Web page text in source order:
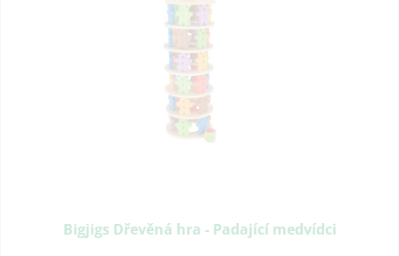
Bigjigs Dřevěná hra - Padající medvídci